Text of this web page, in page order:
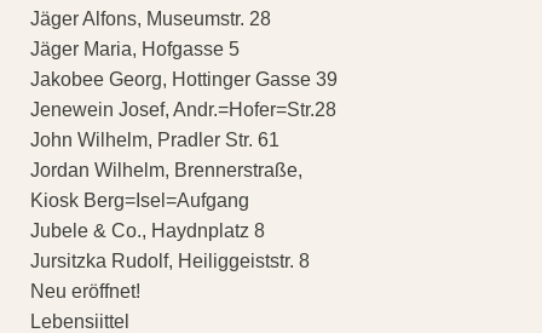
Jäger Alfons, Museumstr. 28
Jäger Maria, Hofgasse 5
Jakobee Georg, Hottinger Gasse 39
Jenewein Josef, Andr.=Hofer=Str.28
John Wilhelm, Pradler Str. 61
Jordan Wilhelm, Brennerstraße,
Kiosk Berg=Isel=Aufgang
Jubele & Co., Haydnplatz 8
Jursitzka Rudolf, Heiliggeiststr. 8
Neu eröffnet!
Lebensiittel